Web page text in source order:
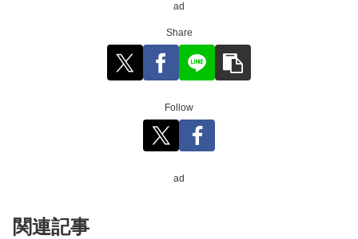
ad
Share
Follow
ad
関連記事